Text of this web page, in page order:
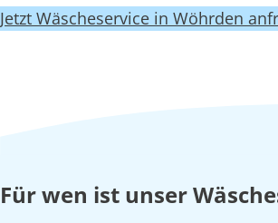
Jetzt Wäscheservice in Wöhrden
Für wen ist unser